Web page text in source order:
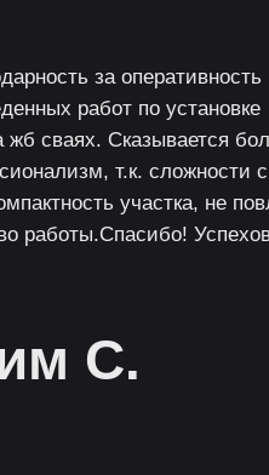
за оперативность
работ по установке
жб сваях. Сказывается
т.к. сложности с
участка, не
работы.Спасибо!
С.